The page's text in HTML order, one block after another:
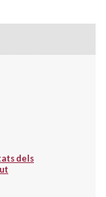
dels